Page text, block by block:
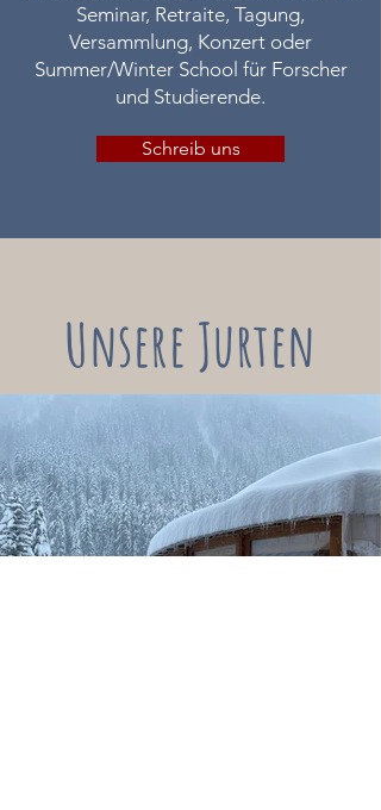
Seminar, Retraite, Tagung,
Versammlung, Konzert oder
Summer/Winter School für Forscher
und Studierende.
Schreib uns
Unsere Jurten